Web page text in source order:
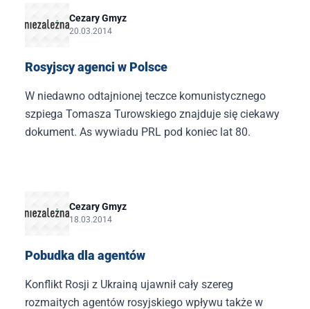
Cezary Gmyz
20.03.2014
Rosyjscy agenci w Polsce
W niedawno odtajnionej teczce komunistycznego
szpiega Tomasza Turowskiego znajduje się ciekawy
dokument. As wywiadu PRL pod koniec lat 80.
Cezary Gmyz
18.03.2014
Pobudka dla agentów
Konflikt Rosji z Ukrainą ujawnił cały szereg
rozmaitych agentów rosyjskiego wpływu także w